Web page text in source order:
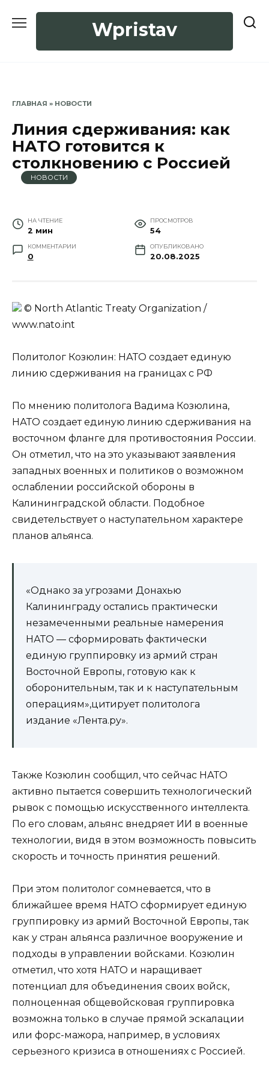
Wpristav
ГЛАВНАЯ » НОВОСТИ
Линия сдерживания: как
НАТО готовится к
столкновению с Россией
НОВОСТИ
НА ЧТЕНИЕ
2 мин
ПРОСМОТРОВ
54
КОММЕНТАРИИ
0
ОПУБЛИКОВАНО
20.08.2025
© North Atlantic Treaty Organization /
www.nato.int
Политолог Козюлин: НАТО создает единую
линию сдерживания на границах с РФ
По мнению политолога Вадима Козюлина,
НАТО создает единую линию сдерживания на
восточном фланге для противостояния России.
Он отметил, что на это указывают заявления
западных военных и политиков о возможном
ослаблении российской обороны в
Калининградской области. Подобное
свидетельствует о наступательном характере
планов альянса.
«Однако за угрозами Донахью
Калининграду остались практически
незамеченными реальные намерения
НАТО — сформировать фактически
единую группировку из армий стран
Восточной Европы, готовую как к
оборонительным, так и к наступательным
операциям»,цитирует политолога
издание «Лента.ру».
Также Козюлин сообщил, что сейчас НАТО
активно пытается совершить технологический
рывок с помощью искусственного интеллекта.
По его словам, альянс внедряет ИИ в военные
технологии, видя в этом возможность повысить
скорость и точность принятия решений.
При этом политолог сомневается, что в
ближайшее время НАТО сформирует единую
группировку из армий Восточной Европы, так
как у стран альянса различное вооружение и
подходы в управлении войсками. Козюлин
отметил, что хотя НАТО и наращивает
потенциал для объединения своих войск,
полноценная общевойсковая группировка
возможна только в случае прямой эскалации
или форс-мажора, например, в условиях
серьезного кризиса в отношениях с Россией.